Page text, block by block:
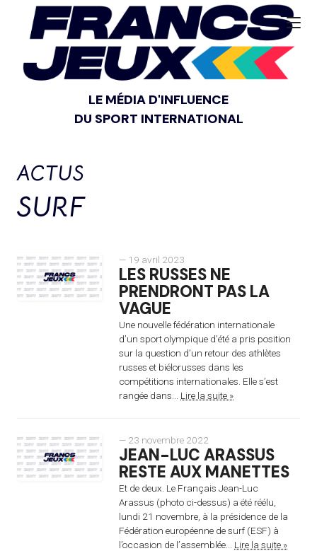
LE MÉDIA D'INFLUENCE
DU SPORT INTERNATIONAL
ACTUS
SURF
— 19 avril 2023
LES RUSSES NE
PRENDRONT PAS LA
VAGUE
Une nouvelle fédération internationale
d’un sport olympique d’été a pris position
sur la question d’un retour des athlètes
russes et biélorusses dans les
compétitions internationales. Elle s’est
rangée dans... Lire la suite »
— 23 novembre 2022
JEAN-LUC ARASSUS
RESTE AUX MANETTES
Et de deux. Le Français Jean-Luc
Arassus (photo ci-dessus) a été réélu,
lundi 21 novembre, à la présidence de la
Fédération européenne de surf (ESF) à
l’occasion de l’assemblée... Lire la suite »